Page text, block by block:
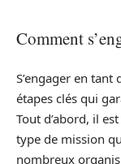
Comment
S’engager en
étapes clés qui
Tout d’abord, il
type de mission
nombreux